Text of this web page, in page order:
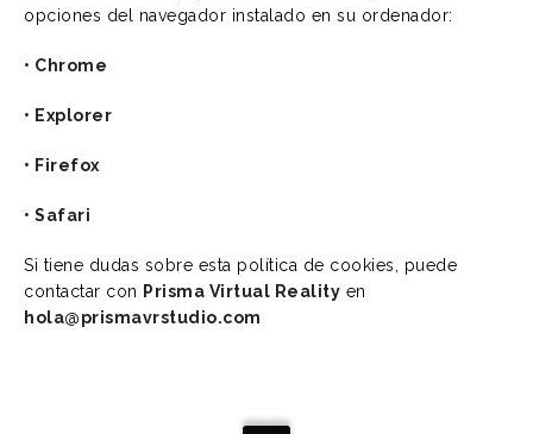
opciones del navegador instalado en su ordenador:
• Chrome
• Explorer
• Firefox
• Safari
Si tiene dudas sobre esta política de cookies, puede
contactar con Prisma Virtual Reality en
hola@prismavrstudio.com